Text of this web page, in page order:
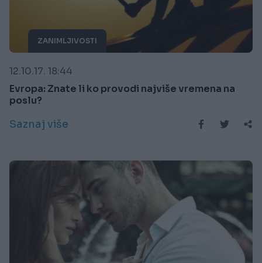
ZANIMLJIVOSTI
12.10.17. 18:44
Evropa: Znate li ko provodi najviše vremena na
poslu?
Saznaj više